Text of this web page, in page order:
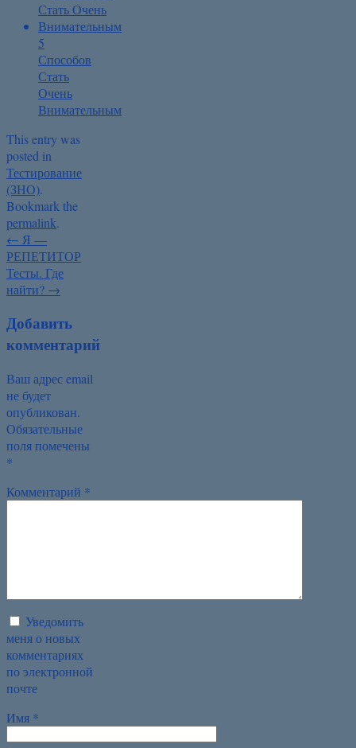
5
Способов
Стать
Очень
Внимательным
This entry was
posted in
Тестирование
(ЗНО).
Bookmark the
permalink.
← Я —
РЕПЕТИТОР
Тесты. Где
найти? →
Добавить
комментарий
Ваш адрес email
не будет
опубликован.
Обязательные
поля помечены
*
Комментарий *
Уведомить
меня о новых
комментариях
по электронной
почте
Имя *